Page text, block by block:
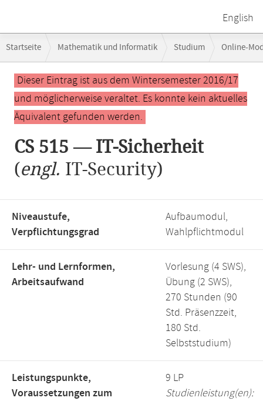
English
Navigation
Startseite Mathematik und Informatik Studium Online-
Hauptinhalt
Dieser Eintrag ist aus dem Wintersemester 2016/17
und möglicherweise veraltet. Es konnte kein aktuelles
Äquivalent gefunden werden.
CS 515 — IT-Sicherheit
(engl. IT-Security)
Niveaustufe,
Verpflichtungsgrad
Aufbaumodul,
Wahlpflichtmodul
Lehr- und Lernformen,
Arbeitsaufwand
Vorlesung (4 SWS),
Übung (2 SWS),
270 Stunden (90
Std. Präsenzzeit,
180 Std.
Selbststudium)
Leistungspunkte,
Voraussetzungen zum
9 LP
Studienleistung(en):